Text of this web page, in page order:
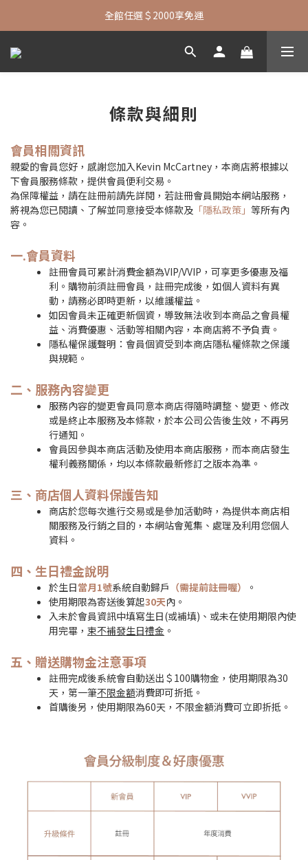
七夕限定| 指定包款+短夾還贈品牌襪子
全館任選＄2000享免運
七夕限定| 指定包款+短夾還贈品牌襪子
條款與細則
會員相關資訊
親愛的會員您好，感謝您加入Kevin McCartney，本商店將根據以
下會員服務條款，提供會員便利交易。
為保障權益，請在註冊前請先詳閱，若註冊會員開始本網站服務，
將視為您已閱讀、了解並同意接受本條款及 「隱私政策」 等所有內
容。
一.會員資料
註冊會員可累計消費金額為VIP/VVIP，可享更多優惠及福
利。購物前須註冊會員，註冊完成後，如個人資料有異
動，請務必即時更新，以維護權益。
如因會員未正確更新個資，導致無法收到本商品之會員權
益、消費優惠、活動等相關內容，本商店將不予負責。
隱私權保護聲明：會員個資受到本商店隱私權條款之保護
與規範。
二、服務內容變更
服務內容的變更會員同意本商店得隨時調整、變更、修改
或是終止本服務及本條款，於本公司公告後生效，不再另
行通知。
會員因參與本商店活動及使用本商店服務，而本商店發生
權利義務關係，均以本條款最新修訂之版本為準。
三、商店個人資料保護告知
商店於您每次進行交易或是參加活動時，為提供本商店相
關服務及行銷之目的，本網站會蒐集、處理及利用您個人
資料。
四、生日禮金說明
於生日當月1號系統自動歸戶 （需提前註冊喔）
。
使用期限為寄送後算起30天內。
入未於會員資訊中填寫生日(或補填)、或未在使用期限內使
用完畢， 束不補發生日禮金 。
五、贈送購物金注意事項
註冊完成後系統會自動送出＄100購物金，使用期限為30
天，第一筆不限金額消費即可折抵。
首購後另，使用期限為60天，不限金額消費可立即折抵。